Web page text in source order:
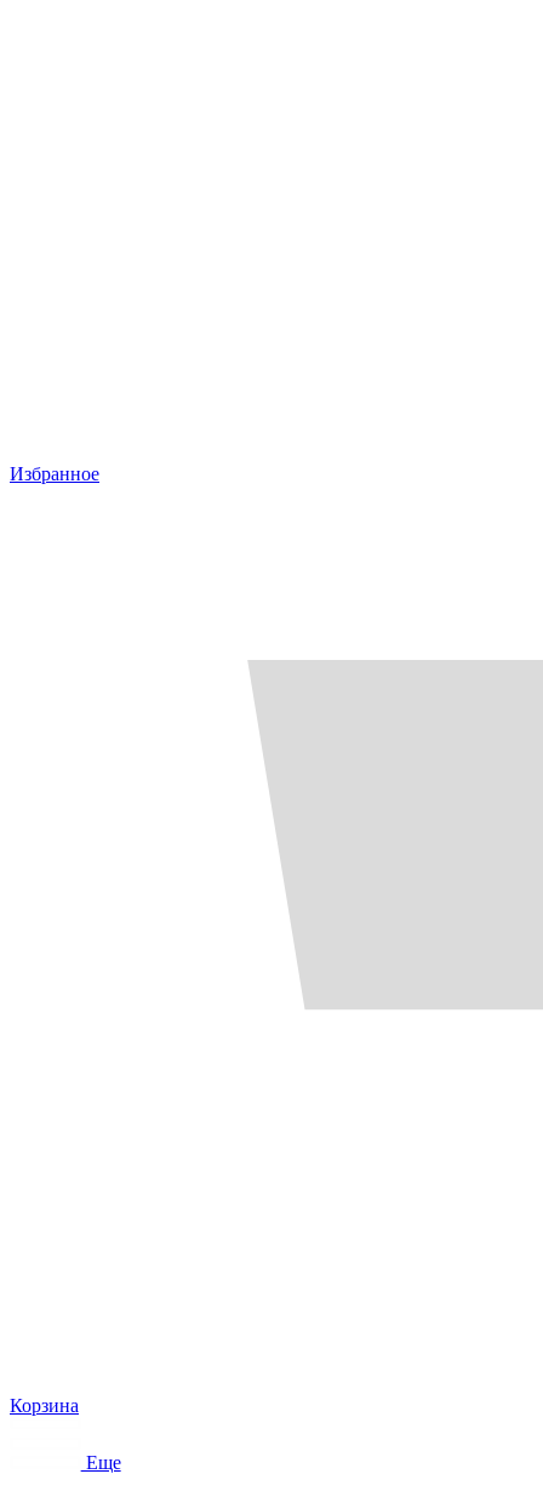
Избранное
Корзина
Еще